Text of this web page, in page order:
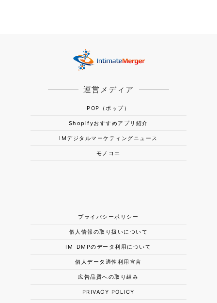
運営メディア
POP（ポップ）
Shopifyおすすめアプリ紹介
IMデジタルマーケティングニュース
モノコエ
プライバシーポリシー
個人情報の取り扱いについて
IM-DMPのデータ利用について
個人データ適性利用宣言
広告品質への取り組み
PRIVACY POLICY